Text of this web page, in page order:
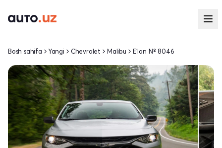
Bosh sahifa Yangi Chevrolet Malibu E'lon № 8046